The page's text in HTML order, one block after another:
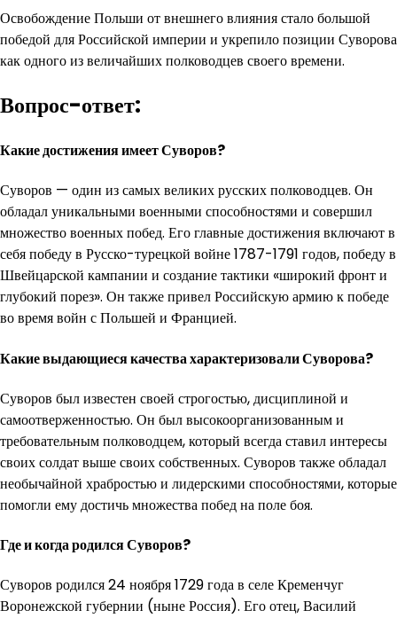
Освобождение Польши от внешнего влияния стало большой
победой для Российской империи и укрепило позиции Суворова
как одного из величайших полководцев своего времени.
Вопрос-ответ:
Какие достижения имеет Суворов?
Суворов — один из самых великих русских полководцев. Он
обладал уникальными военными способностями и совершил
множество военных побед. Его главные достижения включают в
себя победу в Русско-турецкой войне 1787-1791 годов, победу в
Швейцарской кампании и создание тактики «широкий фронт и
глубокий порез». Он также привел Российскую армию к победе
во время войн с Польшей и Францией.
Какие выдающиеся качества характеризовали Суворова?
Суворов был известен своей строгостью, дисциплиной и
самоотверженностью. Он был высокоорганизованным и
требовательным полководцем, который всегда ставил интересы
своих солдат выше своих собственных. Суворов также обладал
необычайной храбростью и лидерскими способностями, которые
помогли ему достичь множества побед на поле боя.
Где и когда родился Суворов?
Суворов родился 24 ноября 1729 года в селе Кременчуг
Воронежской губернии (ныне Россия). Его отец, Василий